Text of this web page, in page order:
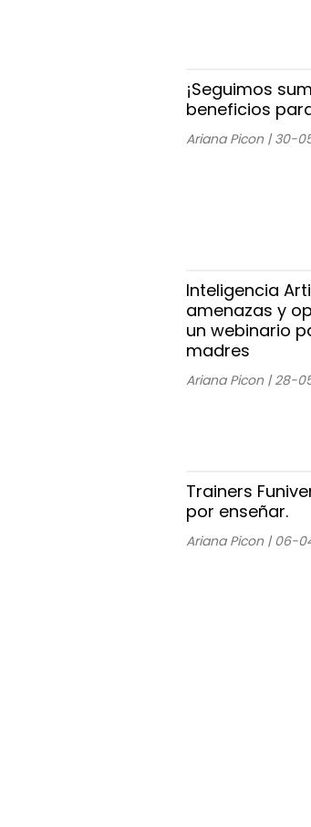
¡Seguimos
beneficios
Ariana Picon | 30-
Inteligencia
amenazas y
un webinario
madres
Ariana Picon | 28-
Trainers
por enseñar.
Ariana Picon | 06-